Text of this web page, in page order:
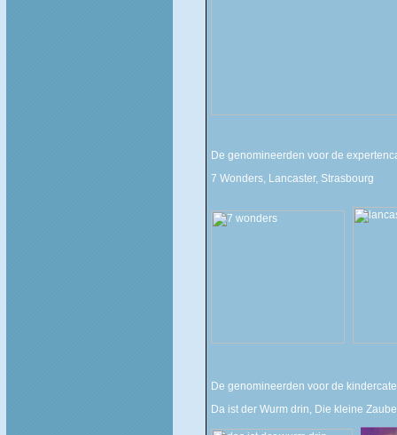
De genomineerden voor de
7 Wonders, Lancaster, Strasbourg
De genomineerden voor de
Da ist der Wurm drin, Die kleine